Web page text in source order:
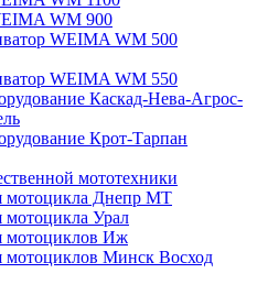
WM 900
WEIMA WM 500
WEIMA WM 550
Каскад-Нева-Агрос-
Крот-Тарпан
мототехники
мотоцикла Днепр МТ
мотоцикла Урал
мотоциклов Иж
мотоциклов Минск Восход